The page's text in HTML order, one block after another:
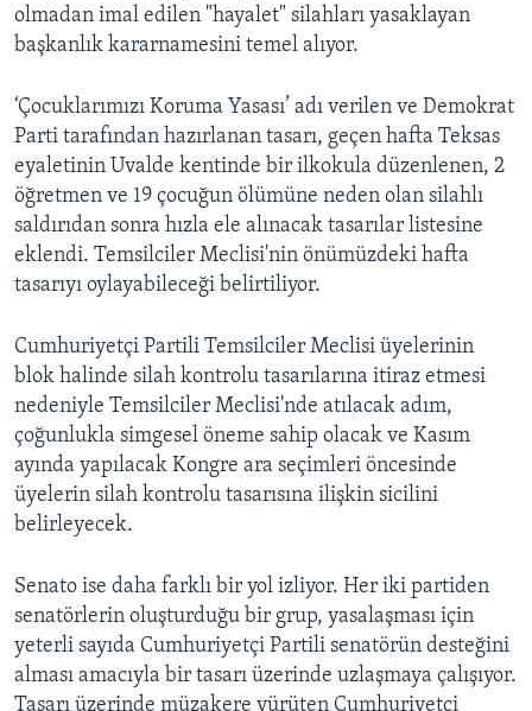
olmadan imal edilen "hayalet" silahları yasaklayan
başkanlık kararnamesini temel alıyor.
‘Çocuklarımızı Koruma Yasası’ adı verilen ve Demokrat
Parti tarafından hazırlanan tasarı, geçen hafta Teksas
eyaletinin Uvalde kentinde bir ilkokula düzenlenen, 2
öğretmen ve 19 çocuğun ölümüne neden olan silahlı
saldırıdan sonra hızla ele alınacak tasarılar listesine
eklendi. Temsilciler Meclisi'nin önümüzdeki hafta
tasarıyı oylayabileceği belirtiliyor.
Cumhuriyetçi Partili Temsilciler Meclisi üyelerinin
blok halinde silah kontrolu tasarılarına itiraz etmesi
nedeniyle Temsilciler Meclisi'nde atılacak adım,
çoğunlukla simgesel öneme sahip olacak ve Kasım
ayında yapılacak Kongre ara seçimleri öncesinde
üyelerin silah kontrolu tasarısına ilişkin sicilini
belirleyecek.
Senato ise daha farklı bir yol izliyor. Her iki partiden
senatörlerin oluşturduğu bir grup, yasalaşması için
yeterli sayıda Cumhuriyetçi Partili senatörün desteğini
alması amacıyla bir tasarı üzerinde uzlaşmaya çalışıyor.
Tasarı üzerinde müzakere yürüten Cumhuriyetçi